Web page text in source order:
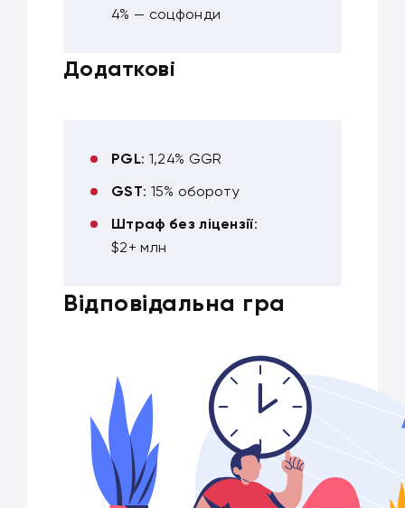
4% — соцфонди
Додаткові
PGL: 1,24% GGR
GST: 15% обороту
Штраф без ліцензії:
$2+ млн
Відповідальна гра